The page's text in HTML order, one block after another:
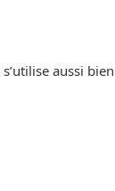
aussi bien